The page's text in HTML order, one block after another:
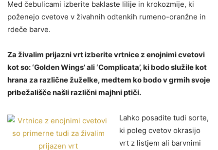
Med čebulicami izberite baklaste lilije in krokozmije, ki
poženejo cvetove v živahnih odtenkih rumeno-oranžne in
rdeče barve.
Za živalim prijazni vrt izberite vrtnice z enojnimi cvetovi
kot so: ‘Golden Wings’ ali ‘Complicata’, ki bodo služile kot
hrana za različne žuželke, medtem ko bodo v grmih svoje
pribežališče našli različni majhni ptiči.
Lahko posadite tudi sorte,
ki poleg cvetov okrasijo
vrt z listjem ali barvnimi